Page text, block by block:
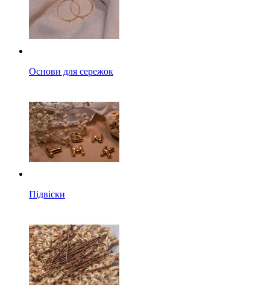
Основи для сережок
Підвіски